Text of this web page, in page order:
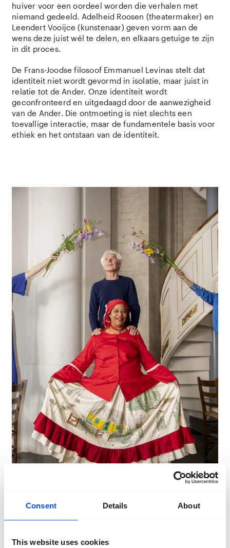
Consent Details About
This website uses cookies
huiver voor een oordeel worden die verhalen met
niemand gedeeld. Adelheid Roosen (theatermaker) en
Leendert Vooijce (kunstenaar) geven vorm aan de
wens deze juist wél te delen, en elkaars getuige te zijn
in dit proces.
De Frans-Joodse filosoof Emmanuel Levinas stelt dat
identiteit niet wordt gevormd in isolatie, maar juist in
relatie tot de Ander. Onze identiteit wordt
geconfronteerd en uitgedaagd door de aanwezigheid
van de Ander. Die ontmoeting is niet slechts een
toevallige interactie, maar de fundamentele basis voor
ethiek en het ontstaan van de identiteit.
© Adelheid Roosen & Leendert Vooijce